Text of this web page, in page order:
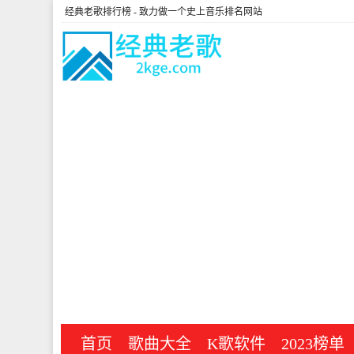
经典老歌排行榜 - 致力做一个史上音乐排名网站
首页 歌曲大全 K歌软件 2023榜单